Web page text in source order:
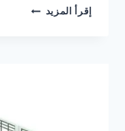
إقرأ المزيد BENEFITS